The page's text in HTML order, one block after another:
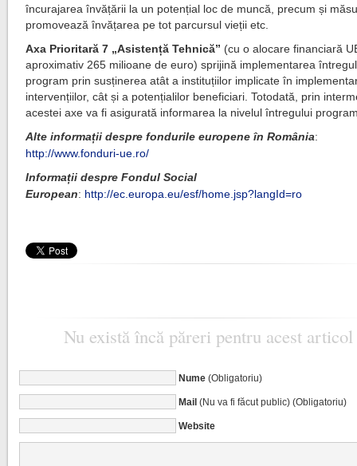
încurajarea învățării la un potențial loc de muncă, precum și
promovează învățarea pe tot parcursul vieții etc.
Axa Prioritară 7 „Asistență Tehnică” (cu o alocare financiară
aproximativ 265 milioane de euro) sprijină implementarea
program prin susținerea atât a instituțiilor implicate în
intervențiilor, cât și a potențialilor beneficiari. Totodată, prin
acestei axe va fi asigurată informarea la nivelul întregului
Alte informații despre fondurile europene în România:
http://www.fonduri-ue.ro/
Informații despre Fondul Social
European: http://ec.europa.eu/esf/home.jsp?langId=ro
Nu există încă păreri pentru acest articol
Nume(Obligatoriu)
Mail(Nu va fi făcut public) (Obligatoriu)
Website